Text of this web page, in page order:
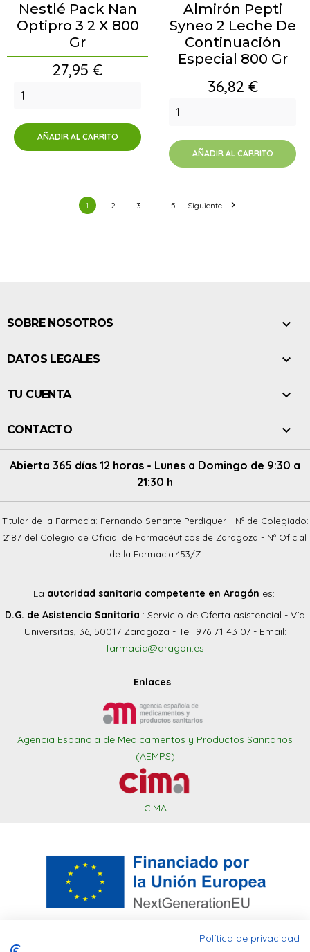
Nestlé Pack Nan
Optipro 3 2 X 800
Gr
Precio
27,95 €
AÑADIR AL CARRITO
Almirón Pepti
Syneo 2 Leche De
Continuación
Especial 800 Gr
Precio
36,82 €
AÑADIR AL CARRITO
1 2 3 … 5 Siguiente 
SOBRE NOSOTROS 
DATOS LEGALES 
TU CUENTA 
CONTACTO 
Abierta 365 días 12 horas - Lunes a Domingo de 9:30 a
21:30 h
Titular de la Farmacia: Fernando Senante Perdiguer - Nº de Colegiado:
2187 del Colegio de Oficial de Farmacéuticos de Zaragoza - Nº Oficial
de la Farmacia:453/Z
La autoridad sanitaria competente en Aragón es:
D.G. de Asistencia Sanitaria : Servicio de Oferta asistencial - Vía
Universitas, 36, 50017 Zaragoza - Tel: 976 71 43 07 - Email:
farmacia@aragon.es
Enlaces
Agencia Española de Medicamentos y Productos Sanitarios
(AEMPS)
CIMA
Política de privacidad